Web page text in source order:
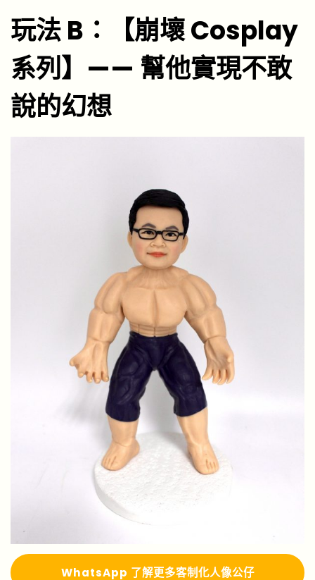
玩法 B：【崩壞 Cosplay
系列】—— 幫他實現不敢
說的幻想
WhatsApp 了解更多客制化人像公仔